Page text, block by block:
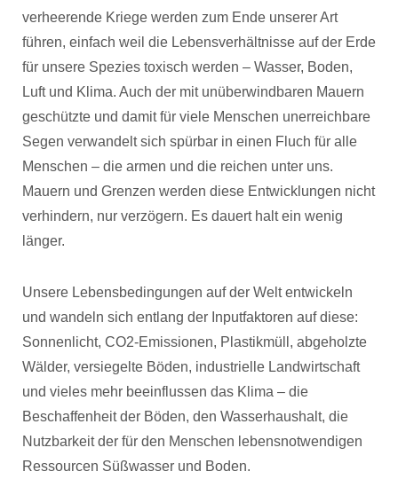
verheerende Kriege werden zum Ende unserer Art
führen, einfach weil die Lebensverhältnisse auf der Erde
für unsere Spezies toxisch werden – Wasser, Boden,
Luft und Klima. Auch der mit unüberwindbaren Mauern
geschützte und damit für viele Menschen unerreichbare
Segen verwandelt sich spürbar in einen Fluch für alle
Menschen – die armen und die reichen unter uns.
Mauern und Grenzen werden diese Entwicklungen nicht
verhindern, nur verzögern. Es dauert halt ein wenig
länger.
Unsere Lebensbedingungen auf der Welt entwickeln
und wandeln sich entlang der Inputfaktoren auf diese:
Sonnenlicht, CO2-Emissionen, Plastikmüll, abgeholzte
Wälder, versiegelte Böden, industrielle Landwirtschaft
und vieles mehr beeinflussen das Klima – die
Beschaffenheit der Böden, den Wasserhaushalt, die
Nutzbarkeit der für den Menschen lebensnotwendigen
Ressourcen Süßwasser und Boden.